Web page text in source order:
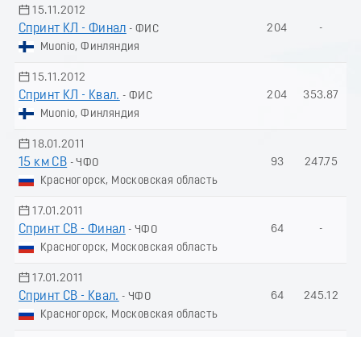
15.11.2012
Спринт КЛ - Финал - ФИС
Muonio, Финляндия
204 -
15.11.2012
Спринт КЛ - Квал. - ФИС
Muonio, Финляндия
204 353.87
18.01.2011
15 км СВ - ЧФО
Красногорск, Московская область
93 247.75
17.01.2011
Спринт СВ - Финал - ЧФО
Красногорск, Московская область
64 -
17.01.2011
Спринт СВ - Квал. - ЧФО
Красногорск, Московская область
64 245.12